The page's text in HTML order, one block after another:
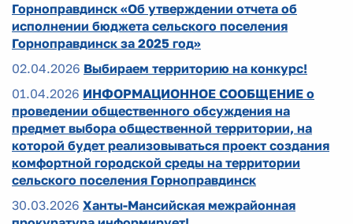
Горноправдинск «Об утверждении отчета об
исполнении бюджета сельского поселения
Горноправдинск за 2025 год»
02.04.2026 Выбираем территорию на конкурс!
01.04.2026 ИНФОРМАЦИОННОЕ СООБЩЕНИЕ о
проведении общественного обсуждения на
предмет выбора общественной территории, на
которой будет реализовываться проект создания
комфортной городской среды на территории
сельского поселения Горноправдинск
30.03.2026 Ханты-Мансийская межрайонная